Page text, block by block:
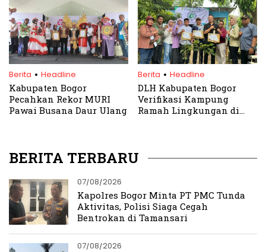
Berita . Headline
Kabupaten Bogor
Pecahkan Rekor MURI
Pawai Busana Daur Ulang
Berita . Headline
DLH Kabupaten Bogor
Verifikasi Kampung
Ramah Lingkungan di
BERITA TERBARU
07/08/2026
Kapolres Bogor Minta PT PMC Tunda
Aktivitas, Polisi Siaga Cegah
Bentrokan di Tamansari
07/08/2026